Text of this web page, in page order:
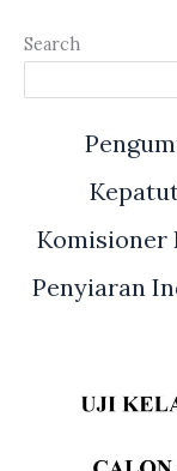
DPRD
Kota
Search
Komisioner
Penyiaran